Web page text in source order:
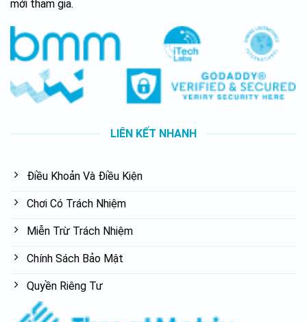
mới tham gia.
LIÊN KẾT NHANH
Điều Khoản Và Điều Kiện
Chơi Có Trách Nhiệm
Miễn Trừ Trách Nhiệm
Chính Sách Bảo Mật
Quyền Riêng Tư